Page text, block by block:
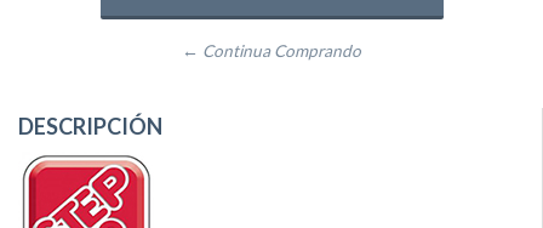
← Continua Comprando
DESCRIPCIÓN